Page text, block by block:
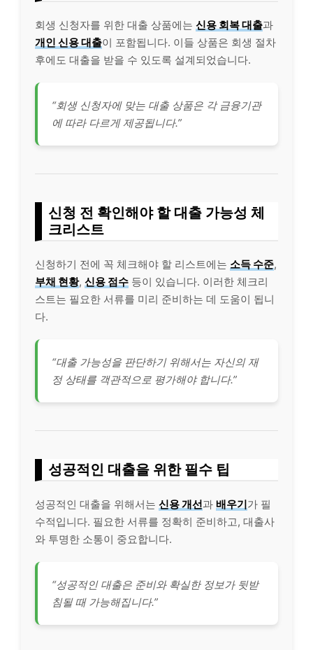
회생 신청자를 위한 대출 상품에는 신용 회복 대출과
개인 신용 대출이 포함됩니다. 이들 상품은 회생 절차
후에도 대출을 받을 수 있도록 설계되었습니다.
“회생 신청자에 맞는 대출 상품은 각 금융기관
에 따라 다르게 제공됩니다.”
신청 전 확인해야 할 대출 가능성 체
크리스트
신청하기 전에 꼭 체크해야 할 리스트에는 소득 수준,
부채 현황, 신용 점수 등이 있습니다. 이러한 체크리
스트는 필요한 서류를 미리 준비하는 데 도움이 됩니
다.
“대출 가능성을 판단하기 위해서는 자신의 재
정 상태를 객관적으로 평가해야 합니다.”
성공적인 대출을 위한 필수 팁
성공적인 대출을 위해서는 신용 개선과 배우기가 필
수적입니다. 필요한 서류를 정확히 준비하고, 대출사
와 투명한 소통이 중요합니다.
“성공적인 대출은 준비와 확실한 정보가 뒷받
침될 때 가능해집니다.”